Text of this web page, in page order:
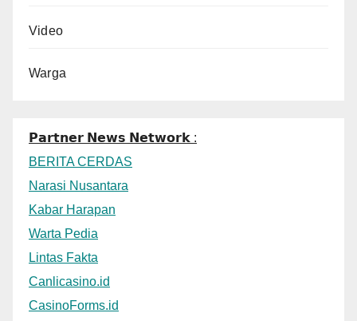
Video
Warga
𝗣𝗮𝗿𝘁𝗻𝗲𝗿 𝗡𝗲𝘄𝘀 𝗡𝗲𝘁𝘄𝗼𝗿𝗸 :
BERITA CERDAS
Narasi Nusantara
Kabar Harapan
Warta Pedia
Lintas Fakta
Canlicasino.id
CasinoForms.id